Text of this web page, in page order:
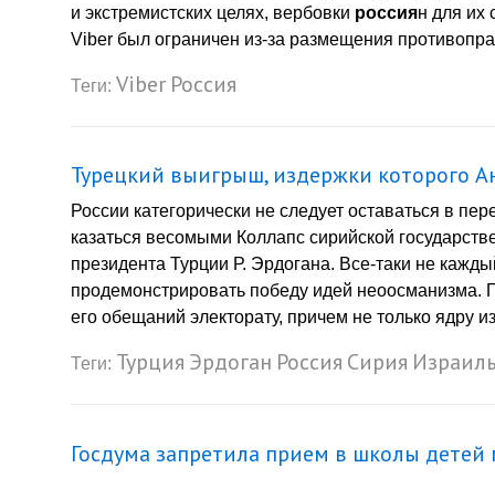
и экстремистских целях, вербовки россиян для их
Viber был ограничен из-за размещения
Теги: Viber Россия
Турецкий выигрыш, издержки которого
России категорически не следует оставаться в
казаться весомыми Коллапс сирийской
президента Турции Р. Эрдогана. Все-таки не
продемонстрировать победу идей
его обещаний электорату, причем не только ядру
Теги: Турция Эрдоган Россия Сирия
Госдума запретила прием в школы детей